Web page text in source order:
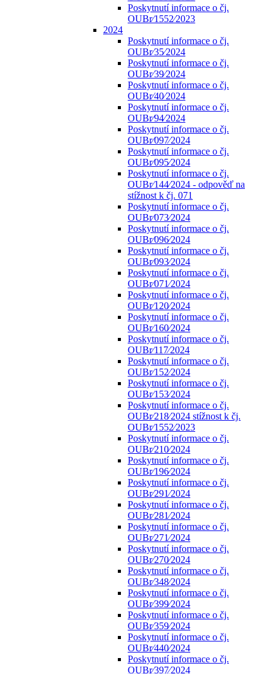
Poskytnutí informace o čj.
OUBr⁄1552⁄2023
2024
Poskytnutí informace o čj.
OUBr⁄35⁄2024
Poskytnutí informace o čj.
OUBr⁄39⁄2024
Poskytnutí informace o čj.
OUBr⁄40⁄2024
Poskytnutí informace o čj.
OUBr⁄94⁄2024
Poskytnutí informace o čj.
OUBr⁄097⁄2024
Poskytnutí informace o čj.
OUBr⁄095⁄2024
Poskytnutí informace o čj.
OUBr⁄144⁄2024 - odpověď na
stížnost k čj. 071
Poskytnutí informace o čj.
OUBr⁄073⁄2024
Poskytnutí informace o čj.
OUBr⁄096⁄2024
Poskytnutí informace o čj.
OUBr⁄093⁄2024
Poskytnutí informace o čj.
OUBr⁄071⁄2024
Poskytnutí informace o čj.
OUBr⁄120⁄2024
Poskytnutí informace o čj.
OUBr⁄160⁄2024
Poskytnutí informace o čj.
OUBr⁄117⁄2024
Poskytnutí informace o čj.
OUBr⁄152⁄2024
Poskytnutí informace o čj.
OUBr⁄153⁄2024
Poskytnutí informace o čj.
OUBr⁄218⁄2024 stížnost k čj.
OUBr⁄1552⁄2023
Poskytnutí informace o čj.
OUBr⁄210⁄2024
Poskytnutí informace o čj.
OUBr⁄196⁄2024
Poskytnutí informace o čj.
OUBr⁄291⁄2024
Poskytnutí informace o čj.
OUBr⁄281⁄2024
Poskytnutí informace o čj.
OUBr⁄271⁄2024
Poskytnutí informace o čj.
OUBr⁄270⁄2024
Poskytnutí informace o čj.
OUBr⁄348⁄2024
Poskytnutí informace o čj.
OUBr⁄399⁄2024
Poskytnutí informace o čj.
OUBr⁄359⁄2024
Poskytnutí informace o čj.
OUBr⁄440⁄2024
Poskytnutí informace o čj.
OUBr⁄397⁄2024